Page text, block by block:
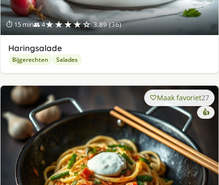
⏱ 15 min👥 4★★★★☆ 3.89 (36)
Haringsalade
Bijgerechten Salades
Maak favoriet27
👍